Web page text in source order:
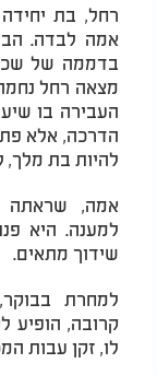
רחל, בת
אמה לבדה.
בדממה של
מצאה רחל
העבירה בו
הדרכה, אלא
להיות בת
אמה, שראתה
למענה. היא
שידוך מתאים.
למחרת
קרובה, הופיע
לו, זקן עבות